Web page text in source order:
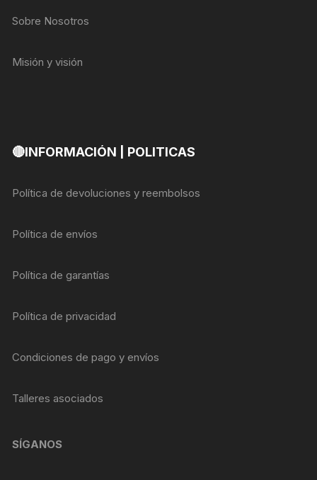
Sobre Nosotros
Misión y visión
🔴INFORMACIÓN | POLITICAS
Política de devoluciones y reembolsos
Política de envíos
Política de garantías
Política de privacidad
Condiciones de pago y envíos
Talleres asociados
SÍGANOS